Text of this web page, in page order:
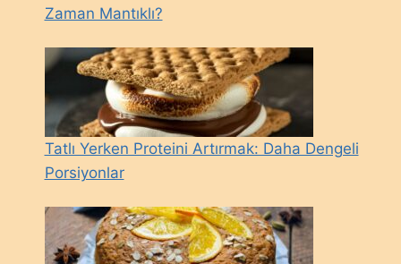
Zaman Mantıklı?
Tatlı Yerken Proteini Artırmak: Daha Dengeli
Porsiyonlar